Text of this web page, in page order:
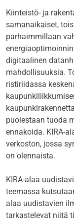
Kiinteistö- ja
samanaikaiset,
parhaimmillaan
digitaalinen
mahdollisuuksia.
ristiriidassa
puolestaan tuoda
ennakoida. KIRA-
verkoston, jossa
on olennaista.
KIRA-alaa
teemassa
alaa uudistavien
tarkastelevat niitä